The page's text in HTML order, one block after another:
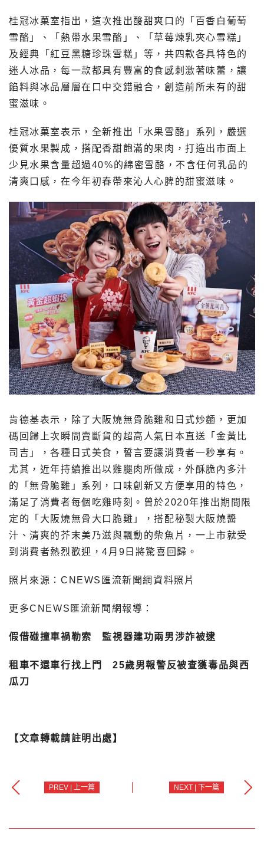
桂冠冰菓室指出，這次推出酸甜爽口的「百香白葡萄
雪酪」、「熱帶水果雪酪」、「草莓煉乳夾心雪糕」
及經典「紅豆黑糖珍珠雪糕」等，共四款各具特色的
迷人冰品，每一款都具有豐富的食感刺激著味蕾，讓
餡料與冰品層層在口中交錯融合，創造前所未有的甜
蜜滋味。
桂冠冰菓室表示，全新推出「水果雪酪」系列，嚴選
優質水果製成，搭配香甜飽滿的果肉，打造出市面上
少見水果含量超過40%的綿密雪酪，不含任何乳品的
清爽口感，在今年初春帶來沁人心脾的甜蜜滋味。
肯德基表示，除了大阪燒無骨脆雞和日式炒麵，更加
碼回歸上次瞬間賣斷貨的超高人氣日本直送「金黃比
司吉」，各種日式美食，誓言要讓消費者一秒享有。
尤其，近年持續推出以雞腿肉所做成，外酥脆內多汁
的「無骨脆雞」系列，口味創新又方便享用的特色，
滿足了消費者每個吃雞時刻。曾於2020年推出期間限
定的「大阪燒無骨大口脆雞」，搭配秘製大阪燒醬
汁、清爽的芥末美乃滋與飄動的柴魚片，一上市就受
到消費者熱烈歡迎，4月9日將驚喜回歸。
照片來源：CNEWS匯流新聞網資料照片
更多CNEWS匯流新聞網報導：
假借碰撞車禍勒索 監視器建功兩男涉詐被逮
租車不還車行找上門 25歲男報警反被查獲毒品與西
瓜刀
【文章轉載請註明出處】
PREV | 上一篇 NEXT | 下一篇